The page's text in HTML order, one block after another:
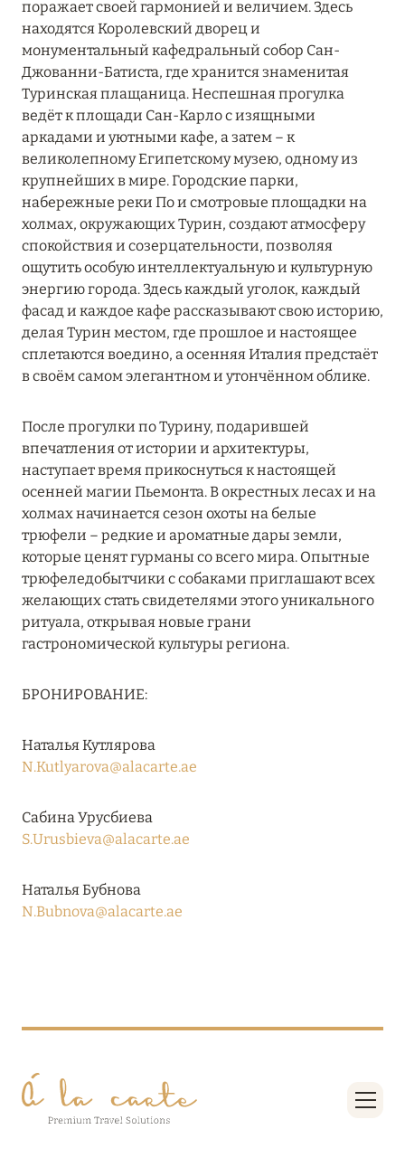
ASTORIA MALDIVES ITHAAFUSHI, МАЛЬДИВЫ
Подробнее
12 ноября 2025
MANDARIN ORIENTAL JUMEIRA — SUITE
NOVEMBER
Подробнее
ЗАБРОНИРУЙТЕ FOUR SEASONS RESORT
DUBAI AT JUMEIRAH BEACH ПО ЛУЧШИМ
ЦЕНАМ
04 апреля 2025
ATLANTIS THE PALM: НОВЫЙ ПАКЕТ
НАПИТКОВ ДЛЯ HB И FB
Подробнее
13 февраля 2025
MANDARIN ORIENTAL JUMEIRA, DUBAI:
СКИДКИ ДО 30 % ОТ СУММЫ КОНТРАКТА НА
РАЗМЕЩЕНИЕ ВЕСНОЙ
Подробнее
11 декабря 2024
КОНЦЕПЦИЯ «ВСЁ ВКЛЮЧЕНО – ВСЁ
ЭКСКЛЮЗИВНО»
HÔTEL BARRIÈRE LES NEIGES
Подробнее
поражает своей гармонией и величием. Здесь
находятся Королевский дворец и
монументальный кафедральный собор Сан-
Джованни-Батиста, где хранится знаменитая
Туринская плащаница. Неспешная прогулка
ведёт к площади Сан-Карло с изящными
аркадами и уютными кафе, а затем – к
великолепному Египетскому музею, одному из
крупнейших в мире. Городские парки,
набережные реки По и смотровые площадки на
холмах, окружающих Турин, создают атмосферу
спокойствия и созерцательности, позволяя
ощутить особую интеллектуальную и культурную
энергию города. Здесь каждый уголок, каждый
фасад и каждое кафе рассказывают свою историю,
делая Турин местом, где прошлое и настоящее
сплетаются воедино, а осенняя Италия предстаёт
в своём самом элегантном и утончённом облике.
После прогулки по Турину, подарившей
впечатления от истории и архитектуры,
наступает время прикоснуться к настоящей
осенней магии Пьемонта. В окрестных лесах и на
холмах начинается сезон охоты на белые
трюфели – редкие и ароматные дары земли,
которые ценят гурманы со всего мира. Опытные
трюфеледобытчики с собаками приглашают всех
желающих стать свидетелями этого уникального
ритуала, открывая новые грани
гастрономической культуры региона.
БРОНИРОВАНИЕ:
Наталья Кутлярова
N.Kutlyarova@alacarte.ae
Сабина Урусбиева
S.Urusbieva@alacarte.ae
Наталья Бубнова
N.Bubnova@alacarte.ae